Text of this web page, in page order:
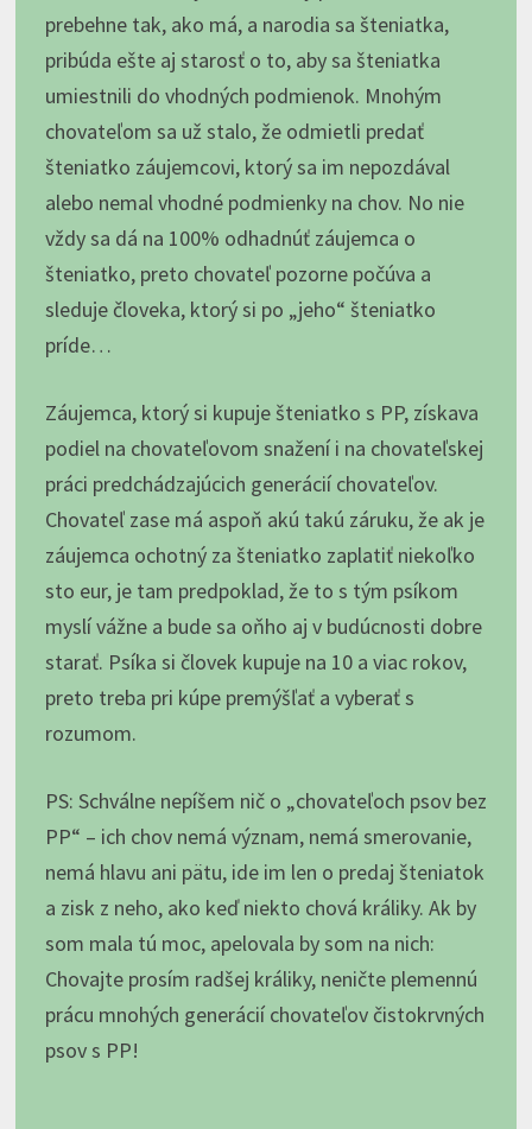
prebehne tak, ako má, a narodia sa šteniatka,
pribúda ešte aj starosť o to, aby sa šteniatka
umiestnili do vhodných podmienok. Mnohým
chovateľom sa už stalo, že odmietli predať
šteniatko záujemcovi, ktorý sa im nepozdával
alebo nemal vhodné podmienky na chov. No nie
vždy sa dá na 100% odhadnúť záujemca o
šteniatko, preto chovateľ pozorne počúva a
sleduje človeka, ktorý si po „jeho“ šteniatko
príde…
Záujemca, ktorý si kupuje šteniatko s PP, získava
podiel na chovateľovom snažení i na chovateľskej
práci predchádzajúcich generácií chovateľov.
Chovateľ zase má aspoň akú takú záruku, že ak je
záujemca ochotný za šteniatko zaplatiť niekoľko
sto eur, je tam predpoklad, že to s tým psíkom
myslí vážne a bude sa oňho aj v budúcnosti dobre
starať. Psíka si človek kupuje na 10 a viac rokov,
preto treba pri kúpe premýšľať a vyberať s
rozumom.
PS: Schválne nepíšem nič o „chovateľoch psov bez
PP“ – ich chov nemá význam, nemá smerovanie,
nemá hlavu ani pätu, ide im len o predaj šteniatok
a zisk z neho, ako keď niekto chová králiky. Ak by
som mala tú moc, apelovala by som na nich:
Chovajte prosím radšej králiky, neničte plemennú
prácu mnohých generácií chovateľov čistokrvných
psov s PP!